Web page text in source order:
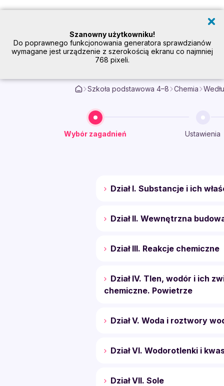
Szanowny użytkowniku!
Do poprawnego funkcjonowania generatora sprawdzianów
wymagane jest urządzenie z szerokością ekranu co najmniej
768 pixeli.
Szkoła podstawowa 4–8 Chemia
Wybór zagadnień Ustawienia
Dział I. Substancje i ich
Dział II. Wewnętrzna
Dział III. Reakcje chemiczne
Dział IV. Tlen, wodór i ich
chemiczne. Powietrze
Dział V. Woda i roztwory
Dział VI. Wodorotlenki i
Dział VII. Sole